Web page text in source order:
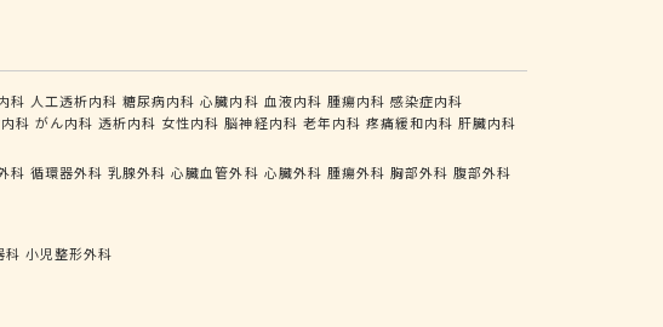
科 人工透析内科 糖尿病内科 心臓内科 血液内科 腫瘍内科 感染症内科
科 がん内科 透析内科 女性内科 脳神経内科 老年内科 疼痛緩和内科 肝臓内科
科 循環器外科 乳腺外科 心臓血管外科 心臓外科 腫瘍外科 胸部外科 腹部外科
科 小児整形外科